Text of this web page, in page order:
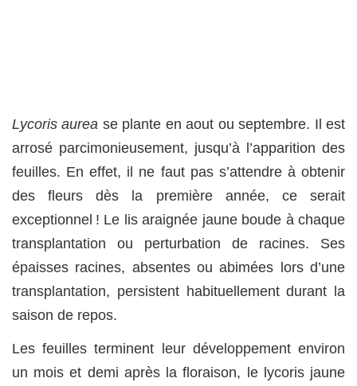
Lycoris aurea se plante en aout ou septembre. Il est
arrosé parcimonieusement, jusqu’à l’apparition des
feuilles. En effet, il ne faut pas s’attendre à obtenir
des fleurs dès la première année, ce serait
exceptionnel ! Le lis araignée jaune boude à chaque
transplantation ou perturbation de racines. Ses
épaisses racines, absentes ou abimées lors d’une
transplantation, persistent habituellement durant la
saison de repos.
Les feuilles terminent leur développement environ
un mois et demi après la floraison, le lycoris jaune